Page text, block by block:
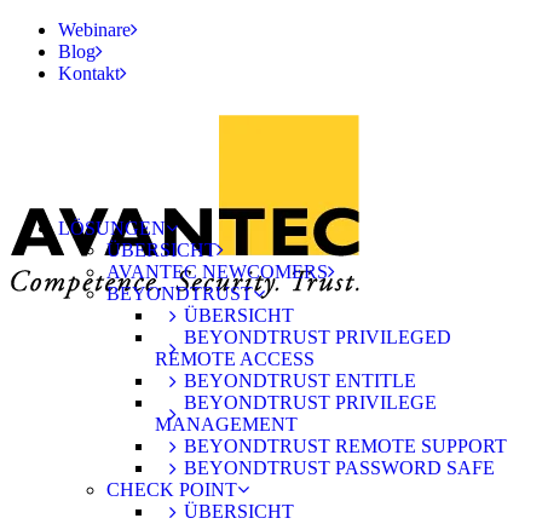
Webinare
Blog
Kontakt
LÖSUNGEN
ÜBERSICHT
AVANTEC NEWCOMERS
BEYONDTRUST
ÜBERSICHT
BEYONDTRUST PRIVILEGED
REMOTE ACCESS
BEYONDTRUST ENTITLE
BEYONDTRUST PRIVILEGE
MANAGEMENT
BEYONDTRUST REMOTE SUPPORT
BEYONDTRUST PASSWORD SAFE
CHECK POINT
ÜBERSICHT